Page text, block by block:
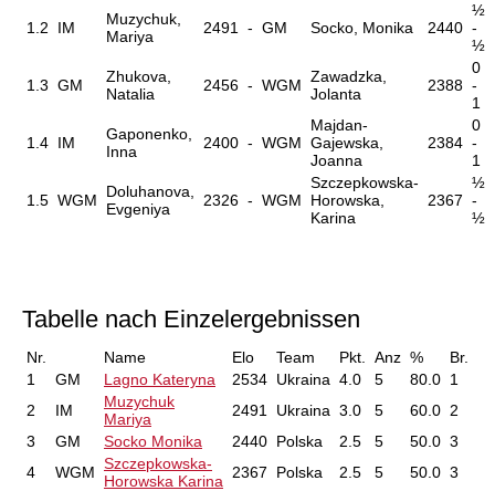
1.2 IM
Muzychuk,
Mariya
2491 - GM Socko, Monika 2440
½
-
½
1.3 GM
Zhukova,
Natalia
2456 - WGM Zawadzka,
Jolanta
2388
0
-
1
1.4 IM
Gaponenko,
Inna
2400 - WGM
Majdan-
Gajewska,
Joanna
2384
0
-
1
1.5 WGM
Doluhanova,
Evgeniya
2326 - WGM
Szczepkowska-
Horowska,
Karina
2367
½
-
½
Tabelle nach Einzelergebnissen
Nr. Name Elo Team Pkt. Anz %
Br.
1
GM Lagno Kateryna 2534 Ukraina 4.0 5 80.0 1
2
IM
Muzychuk
Mariya
2491 Ukraina 3.0 5 60.0 2
3
GM Socko Monika 2440 Polska 2.5 5 50.0 3
4
WGM Szczepkowska-
Horowska Karina
2367 Polska 2.5 5 50.0 3